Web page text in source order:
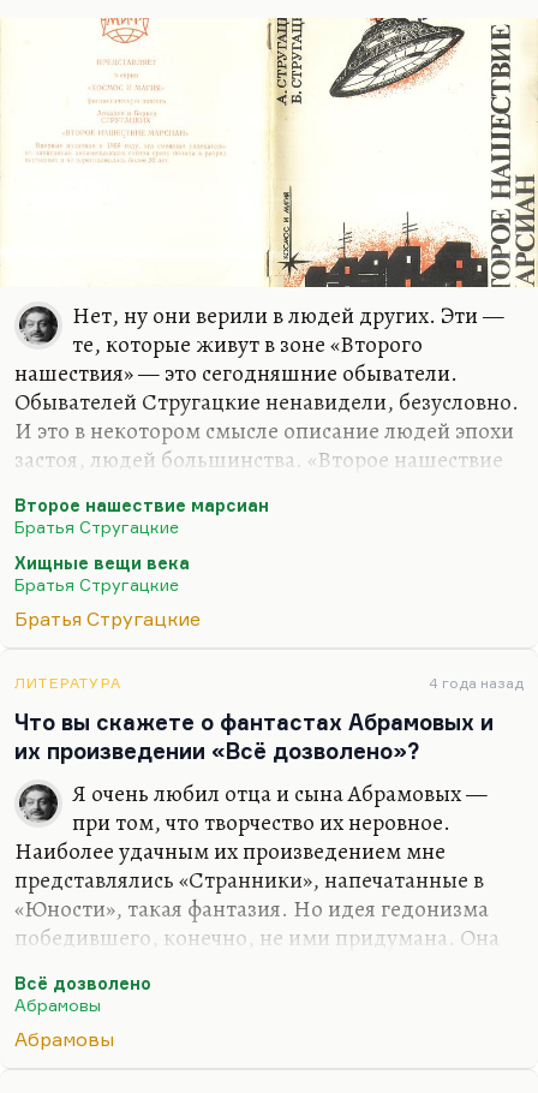
Нет, ну они верили в людей других. Эти —
те, которые живут в зоне «Второго
нашествия» — это сегодняшние обыватели.
Обывателей Стругацкие ненавидели, безусловно.
И это в некотором смысле описание людей эпохи
застоя, людей большинства. «Второе нашествие
реакция именно на сравнительно благополучные
и сравнительно сытые времена. Это развитие
основных идей повести «Хищные вещи века» —
«выпивать и закусывать quantum satis»
Стругацкие поздние, может быть,
«Второго нашествия», потому что, как говорит
тот же Виктор Банев: «В истории человечества не
так много было периодов, когда…
Второе нашествие марсиан
Братья Стругацкие
Хищные вещи века
Братья Стругацкие
Братья Стругацкие
ЛИТЕРАТУРА 4 года назад
Что вы скажете о фантастах Абрамовых и
их произведении «Всё дозволено»?
Я очень любил отца и сына Абрамовых —
при том, что творчество их неровное.
Наиболее удачным их произведением мне
представлялись «Странники», напечатанные в
«Юности», такая фантазия. Но идея гедонизма
победившего, конечно, не ими придумана. Она
вещах века». И ещё точнее предсказано там, что
это приводит к психическому истощению, этот
поиск наслаждений. Со многими это уже
Всё дозволено
Абрамовы
Абрамовы